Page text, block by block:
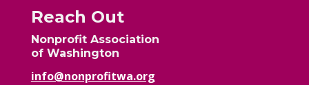
Reach Out
Nonprofit Association
of Washington
info@nonprofitwa.org